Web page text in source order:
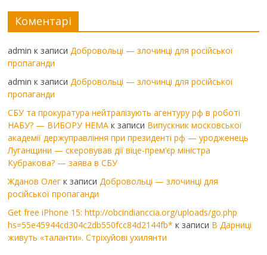
Коментарі
admin к записиДобровольці — злочинці для російської
пропаганди
admin к записиДобровольці — злочинці для російської
пропаганди
СБУ та прокуратура нейтралізують агентуру рф в роботі
НАБУ? — ВИБОРУ НЕМА к записи Випускник московської
академії держуправління при президенті рф — уродженець
Луганщини — скеровував дії віце-прем’єр міністра
Кубракова? — заява в СБУ
Жданов Олег к записиДобровольці — злочинці для
російської пропаганди
Get free iPhone 15: http://obcindianccia.org/uploads/go.php
hs=55e45944cd304c2db550fcc84d2144fb* к записи В Дарниці
живуть «таланти». Стріхуйові ухилянти